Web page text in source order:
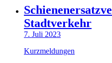
Stadtverkehr
7. Juli 2023
Kurzmeldungen